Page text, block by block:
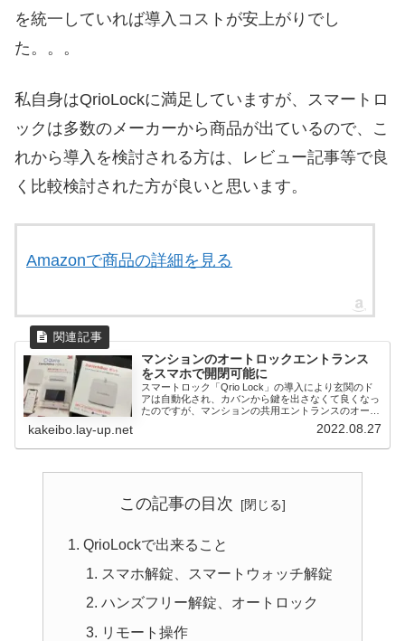
を統一していれば導入コストが安上がりでし
た。。。
私自身はQrioLockに満足していますが、スマートロ
ックは多数のメーカーから商品が出ているので、こ
れから導入を検討される方は、レビュー記事等で良
く比較検討された方が良いと思います。
Amazonで商品の詳細を見る
マンションのオートロックエントランス
をスマホで開閉可能に
スマートロック「Qrio Lock」の導入により玄関のド
アは自動化され、カバンから鍵を出さなくて良くなっ
たのですが、マンションの共用エントランスのオート
kakeibo.lay-up.net 2022.08.27
この記事の目次
QrioLockで出来ること
スマホ解錠、スマートウォッチ解錠
ハンズフリー解錠、オートロック
リモート操作